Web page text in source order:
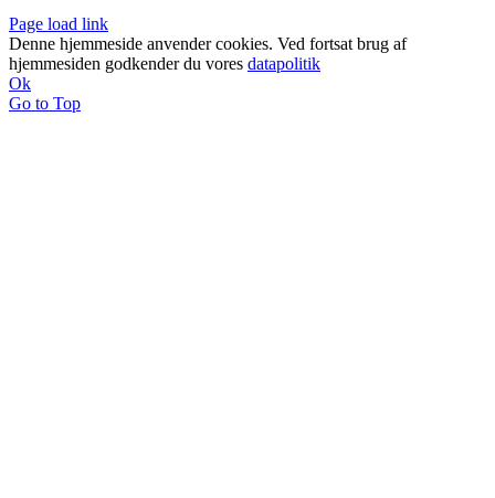
Page load link
Denne hjemmeside anvender cookies. Ved fortsat brug af
hjemmesiden godkender du vores datapolitik
Ok
Go to Top